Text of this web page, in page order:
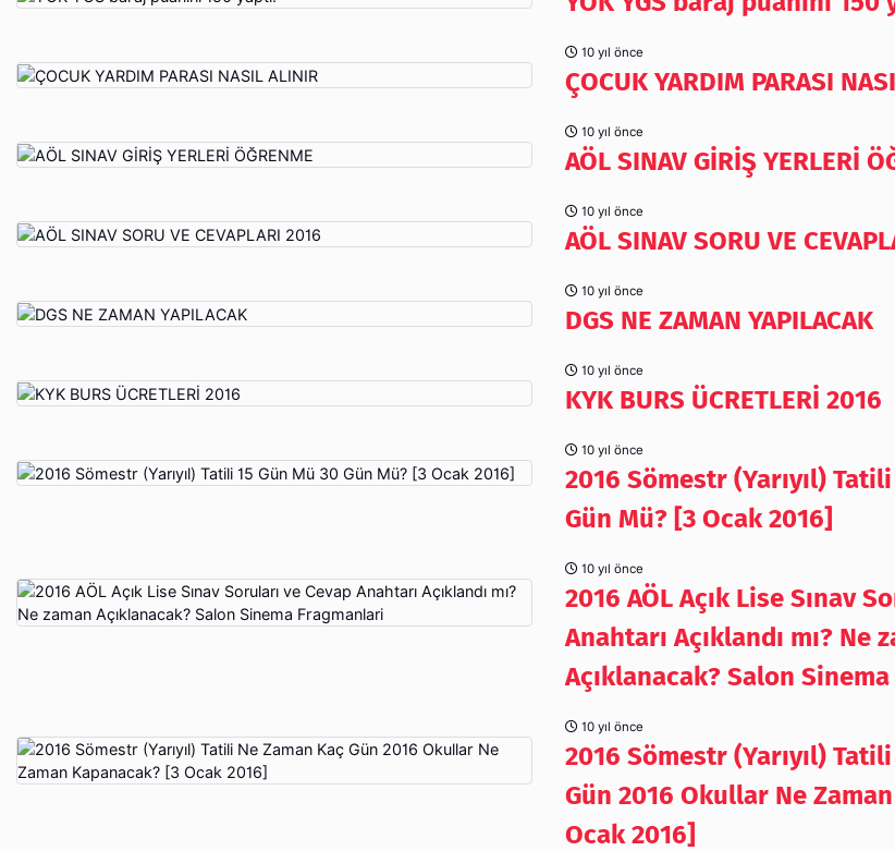
10 yıl önce
ÇOCUK YARDIM PARASI
10 yıl önce
AÖL SINAV GİRİŞ YERLERİ
10 yıl önce
AÖL SINAV SORU VE
10 yıl önce
DGS NE ZAMAN YAPILACAK
10 yıl önce
KYK BURS ÜCRETLERİ 2016
10 yıl önce
2016 Sömestr (Yarıyıl)
Gün Mü? [3 Ocak 2016]
10 yıl önce
2016 AÖL Açık Lise Sınav
Anahtarı Açıklandı mı? Ne
Açıklanacak? Salon
10 yıl önce
2016 Sömestr (Yarıyıl)
Gün 2016 Okullar Ne
Ocak 2016]